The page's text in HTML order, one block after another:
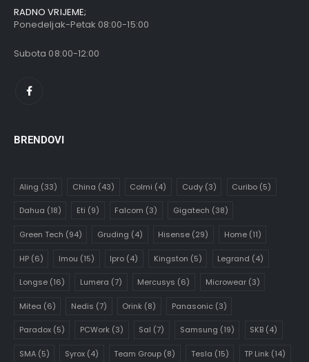
RADNO VRIJEME;
Ponedeljak-Petak 08:00-15:00
Subota 08:00-12:00
BRENDOVI
Aling (33) China (43) Colmi (4) Cudy(3) Curibo (5)
Dahua (18) Eti (9) Falcom (3) Gigatech (38)
Green Tech (94) Gruding (4) Hisense (29) Home(11)
HP(6) Imou (15) Ipro (4) Kingston (5) Legrand (4)
Longse(16) Lumera (7) Mercusys (6) Microwear(3)
Mitea (6) Nedis (7) Orink (8) Panasonic(3)
Paradox(5) PCWork (3) Sal (7) Samsung (19) SKB (4)
SMA(5) Syrox (4) Team Group (8) Tesla (15) TP Link (14)